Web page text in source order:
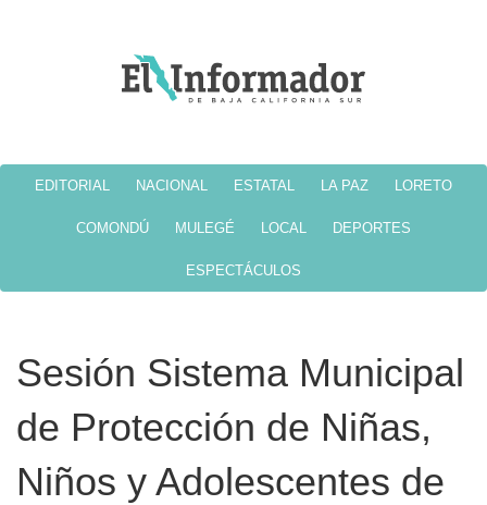
EDITORIAL NACIONAL ESTATAL LA PAZ LORETO
COMONDÚ MULEGÉ LOCAL DEPORTES
ESPECTÁCULOS
Sesión Sistema Municipal
de Protección de Niñas,
Niños y Adolescentes de